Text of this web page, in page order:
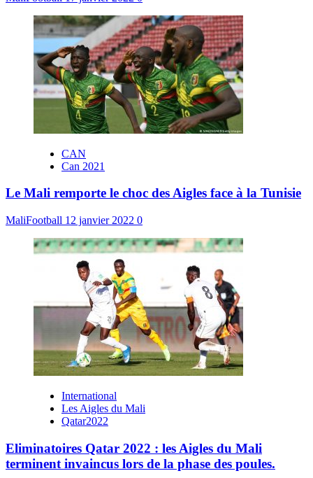
CAN
Can 2021
Le Mali remporte le choc des Aigles face à la Tunisie
MaliFootball 12 janvier 2022 0
International
Les Aigles du Mali
Qatar2022
Eliminatoires Qatar 2022 : les Aigles du Mali
terminent invaincus lors de la phase des poules.